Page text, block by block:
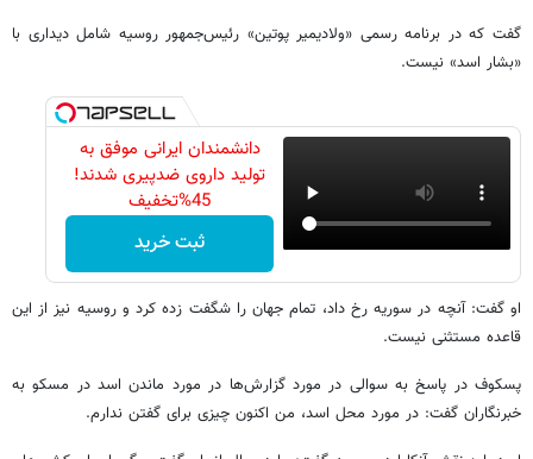
گفت که در برنامه رسمی «ولادیمیر پوتین» رئیس‌جمهور روسیه شامل دیداری با
«بشار اسد» نیست.
دانشمندان ایرانی موفق به
تولید داروی ضدپیری شدند!
45%تخفیف
ثبت خرید
او گفت: آنچه در سوریه رخ داد، تمام جهان را شگفت زده کرد و روسیه نیز از این
قاعده مستثنی نیست.
پسکوف در پاسخ به سوالی در مورد گزارش‌ها در مورد ماندن اسد در مسکو به
خبرنگاران گفت: در مورد محل اسد، من اکنون چیزی برای گفتن ندارم.